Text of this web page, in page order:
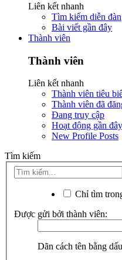
Liên kết nhanh
Tìm kiếm diễn đàn
Bài viết gần đây
Thành viên
Thành viên
Liên kết nhanh
Thành viên tiêu
Thành viên đã
Đang truy cập
Hoạt động gần đây
New Profile Posts
Tìm kiếm
Chỉ tìm
Được gửi bởi thành viên:
Dãn cách tên bằng